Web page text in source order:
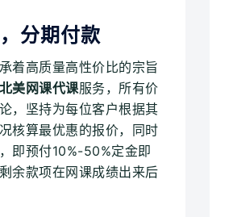
分期付款
着高质量高性价比的宗旨
北美网课代课服务，所有价
，坚持为每位客户根据其
核算最优惠的报价，同时
即预付10%-50%定金即
余款项在网课成绩出来后